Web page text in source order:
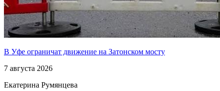
В Уфе ограничат движение на Затонском мосту
7 августа 2026
Екатерина Румянцева